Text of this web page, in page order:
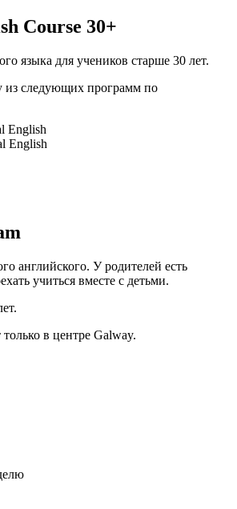
Course 30+
языка для учеников старше 30 лет.
следующих программ по
English
English
английского. У родителей есть
учиться вместе с детьми.
в центре Galway.